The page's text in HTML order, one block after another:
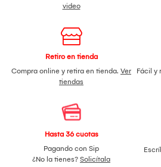
video
Retiro en tienda
Compra online y retira en tienda. Ver
tiendas
Fácil y
Hasta 36 cuotas
Pagando con Sip
¿No la tienes? Solicítala